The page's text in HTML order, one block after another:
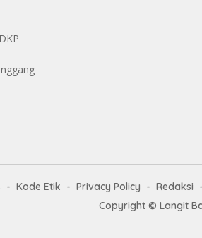
Kode Etik Privacy Policy Redaksi
Copyright © Langit